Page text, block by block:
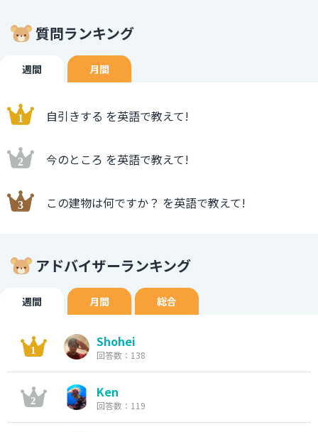
質問ランキング
週間 月間
自引きする を英語で教えて!
今のところ を英語で教えて!
この建物は何ですか？ を英語で教えて!
アドバイザーランキング
週間 月間 総合
Shohei
回答数：138
Ken
回答数：119